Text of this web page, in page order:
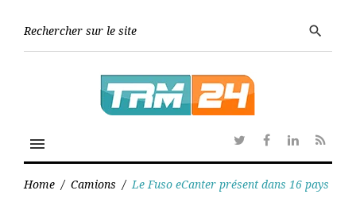
search
menu
TwitterFacebook
Linkedin
RSS
Home / Camions / Le Fuso eCanter présent dans 16 pays